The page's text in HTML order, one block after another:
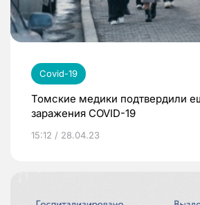
Covid-19
Томские медики подтвердили
заражения COVID-19
15:12 / 28.04.23